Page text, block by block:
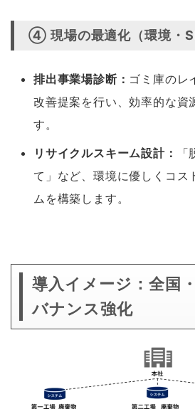
④ 現場の最適化（環境・
排出事業場診断： ゴミ庫のレ
改善提案を行い、効率的な資
す。
リサイクルスキーム設計：
て」など、環境に優しくコス
ムを構築します。
導入イメージ：全国
バナンス強化